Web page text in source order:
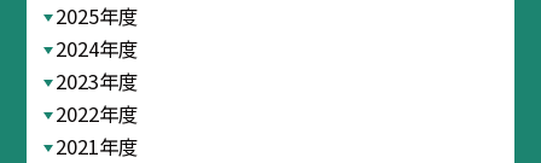
2025年度
2024年度
2023年度
2022年度
2021年度